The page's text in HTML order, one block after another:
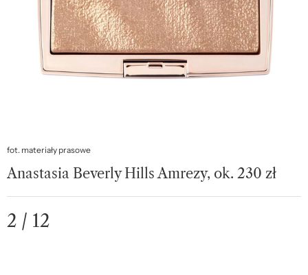
fot. materiały prasowe
Anastasia Beverly Hills Amrezy, ok. 230 zł
2 / 12